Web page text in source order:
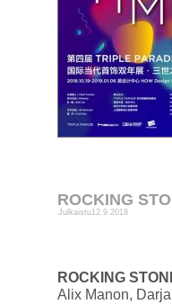
ROCKING
Julkaistu12.9.2018
ROCKING
Alix Manon,